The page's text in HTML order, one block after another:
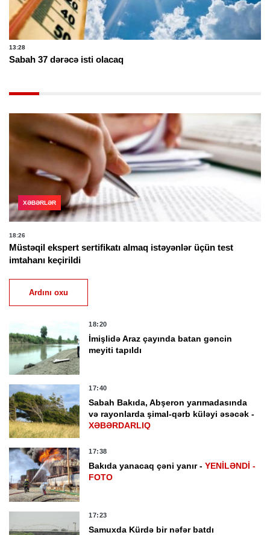
13:28
Sabah 37 dərəcə isti olacaq
XƏBƏRLƏR
18:26
Müstəqil ekspert sertifikatı almaq istəyənlər üçün test
imtahanı keçirildi
Ardını oxu
18:20
İmişlidə Araz çayında batan gəncin
meyiti tapıldı
17:40
Sabah Bakıda, Abşeron yarımadasında
və rayonlarda şimal-qərb küləyi əsəcək -
XƏBƏRDARLIQ
17:38
Bakıda yanacaq çəni yanır -YENİLƏNDİ -
FOTO
17:23
Samuxda Kürdə bir nəfər batdı